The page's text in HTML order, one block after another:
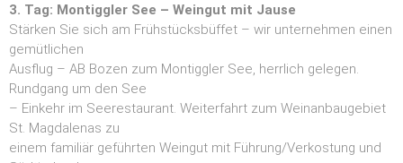
3. Tag: Montiggler See – Weingut mit Jause
Stärken Sie sich am Frühstücksbüffet – wir unternehmen einen
gemütlichen
Ausflug – AB Bozen zum Montiggler See, herrlich gelegen.
Rundgang um den See
– Einkehr im Seerestaurant. Weiterfahrt zum Weinanbaugebiet
St. Magdalenas zu
einem familiär geführten Weingut mit Führung/Verkostung und